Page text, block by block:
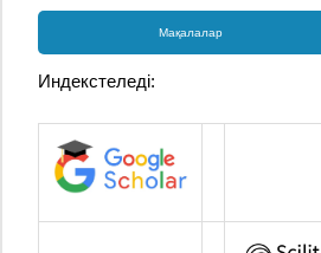
Мақалалар
Индекстеледі: